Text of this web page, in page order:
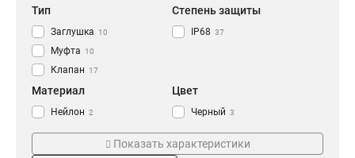
Тип
Заглушка 10
Муфта 10
Клапан 17
Степень защиты
IP68 37
Материал
Нейлон 2
Сталь 3
Цвет
Черный 3
Белый 8
Серебро 10
Показать характеристики